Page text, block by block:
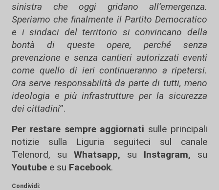
sinistra che oggi gridano all’emergenza.
Speriamo che finalmente il Partito Democratico
e i sindaci del territorio si convincano della
bontà di queste opere, perché senza
prevenzione e senza cantieri autorizzati eventi
come quello di ieri continueranno a ripetersi.
Ora serve responsabilità da parte di tutti, meno
ideologia e più infrastrutture per la sicurezza
dei cittadini”.
Per restare sempre aggiornati sulle principali
notizie sulla Liguria seguiteci sul canale
Telenord, su
Whatsapp, su Instagram, su
Youtube e su Facebook.
Condividi: